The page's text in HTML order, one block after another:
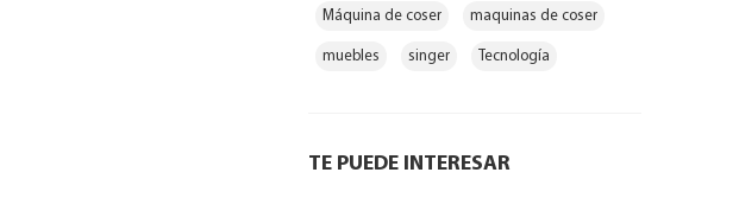
Máquina de coser maquinas de coser
muebles singer Tecnología
TE PUEDE INTERESAR